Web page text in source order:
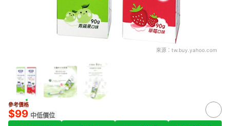
來源： tw.buy.yahoo.com
參考價格
$99 中低價位